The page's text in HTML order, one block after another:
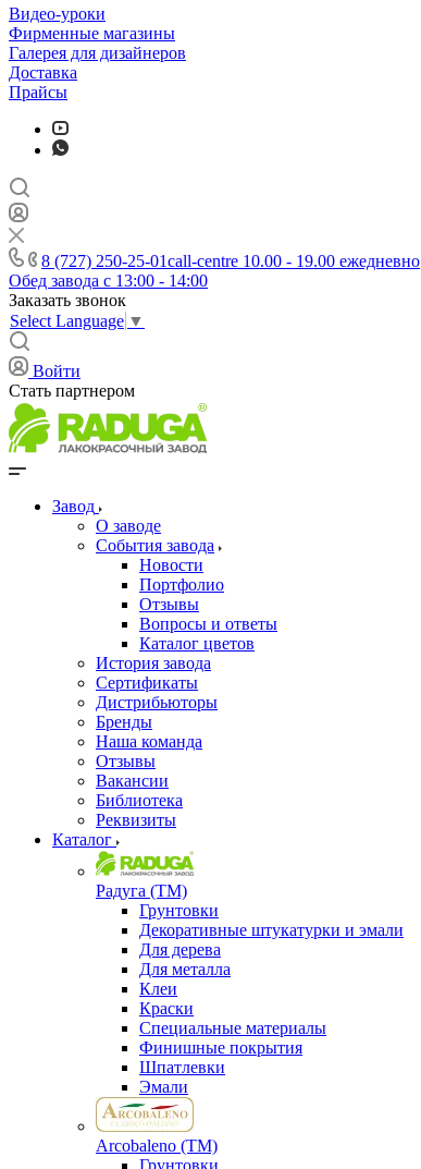
Видео-уроки
Фирменные магазины
Галерея для дизайнеров
Доставка
Прайсы
8 (727) 250-25-01call-centre 10.00 - 19.00 ежедневно
Обед завода с 13:00 - 14:00
Заказать звонок
Select Language ▼
Войти
Стать партнером
Завод
О заводе
События завода
Новости
Портфолио
Отзывы
Вопросы и ответы
Каталог цветов
История завода
Сертификаты
Дистрибьюторы
Бренды
Наша команда
Отзывы
Вакансии
Библиотека
Реквизиты
Каталог
Радуга (ТМ)
Грунтовки
Декоративные штукатурки и эмали
Для дерева
Для металла
Клеи
Краски
Специальные материалы
Финишные покрытия
Шпатлевки
Эмали
Arcobaleno (ТМ)